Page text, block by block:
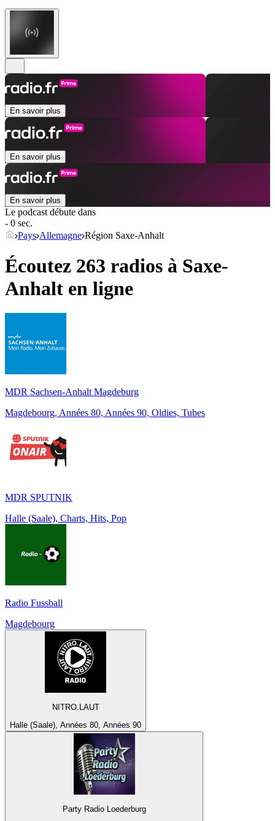
En savoir plus
En savoir plus
En savoir plus
Le podcast débute dans
- 0 sec.
Pays Allemagne Région Saxe-Anhalt
Écoutez 263 radios à Saxe-
Anhalt en ligne
MDR Sachsen-Anhalt Magdeburg
Magdebourg, Années 80, Années 90, Oldies, Tubes
MDR SPUTNIK
Halle (Saale), Charts, Hits, Pop
Radio Fussball
Magdebourg
NITRO.LAUT
Halle (Saale), Années 80, Années 90
Party Radio Loederburg